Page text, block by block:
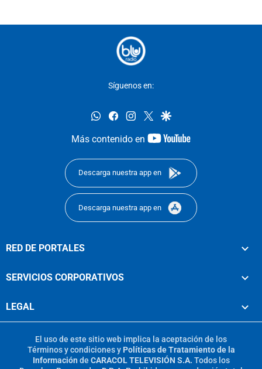
Síguenos en:
whatsappfacebookinstagram
twittergoogle
Más contenido en
youtube-
Descarga nuestra app en
Descarga nuestra app en
RED DE PORTALES
SERVICIOS CORPORATIVOS
LEGAL
El uso de este sitio web implica la aceptación de los
Términos y condicionesy Políticas de Tratamiento de la
Información de CARACOL TELEVISIÓN S.A. Todos los